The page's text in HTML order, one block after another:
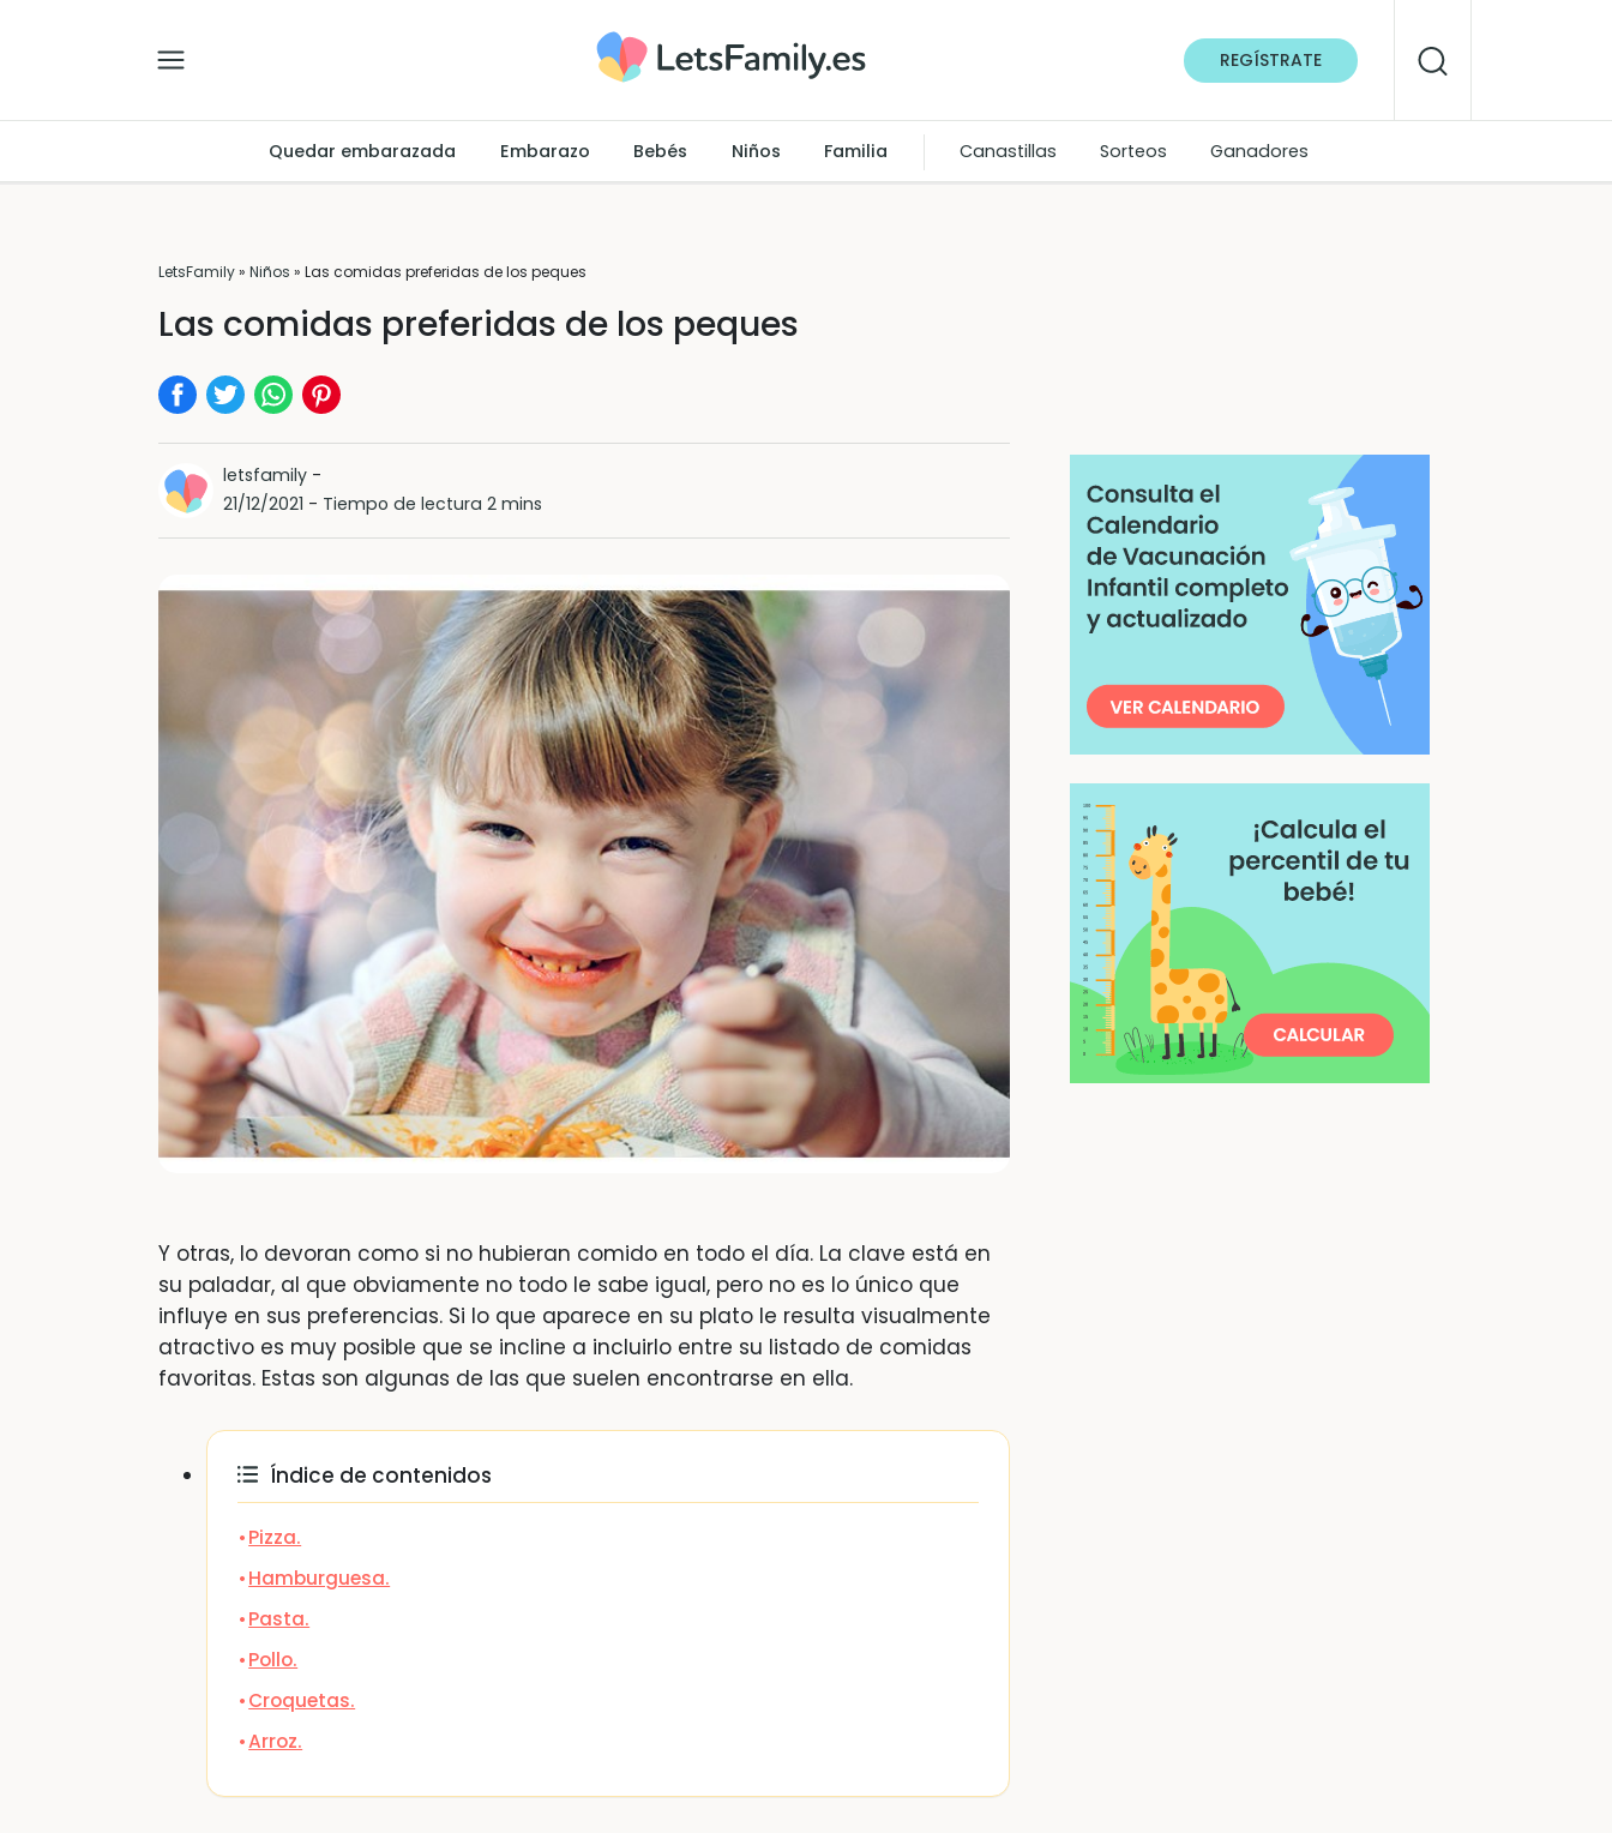
REGÍSTRATE
Quedar embarazada Embarazo Bebés Niños Familia Canastillas Sorteos Ganadores
LetsFamily» Niños » Las comidas preferidas de los peques
Las comidas preferidas de los peques
letsfamily -
21/12/2021 - Tiempo de lectura 2 mins
Y otras, lo devoran como si no hubieran comido en todo el día. La clave está en
su paladar, al que obviamente no todo le sabe igual, pero no es lo único que
influye en sus preferencias. Si lo que aparece en su plato le resulta visualmente
atractivo es muy posible que se incline a incluirlo entre su listado de comidas
favoritas. Estas son algunas de las que suelen encontrarse en ella.
Índice de contenidos
Pizza.
Hamburguesa.
Pasta.
Pollo.
Croquetas.
Arroz.